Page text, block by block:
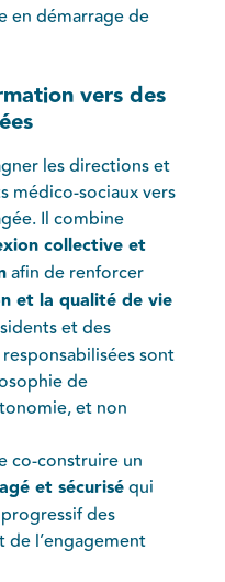
en démarrage de
vers des
les directions et
médico-sociaux vers
Il combine
collective et
afin de renforcer
et la qualité de vie
et des
sont
de
et non
co-construire un
et sécuriséqui
des
de l’engagement